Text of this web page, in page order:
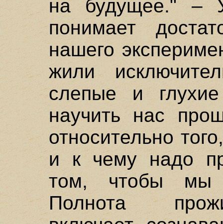
на будущее." –
понимает
нашего
жили
слепые и
научить нас
относительно
и к чему надо
том, чтобы мы
Полнота